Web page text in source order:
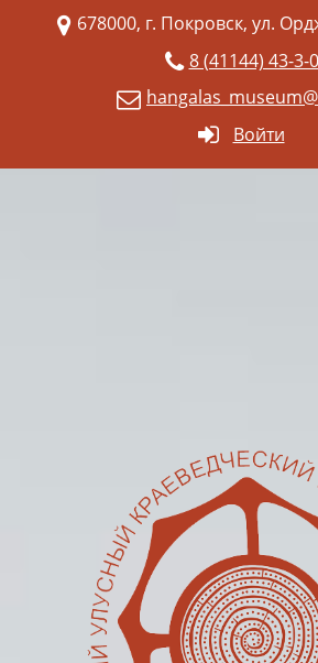
678000, г. Покровск, ул.
8 (41144) 43-3-
Войти